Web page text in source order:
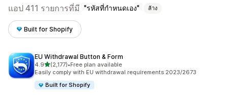
แอป 411 รายการที่มี รหัสที่กำหนดเอง ล้าง
Built for Shopify
EU Withdrawal Button & Form
4.9เต็ม 5 ดาว
(2,177)
ทั้งหมด 2177 รีวิว
•Free plan available
Easily comply with EU withdrawal requirements 2023/2673
Built for Shopify